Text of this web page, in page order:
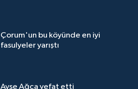
Çorum'un bu köyünde en iyi
fasulyeler yarıştı
Ayşe Ağca vefat etti